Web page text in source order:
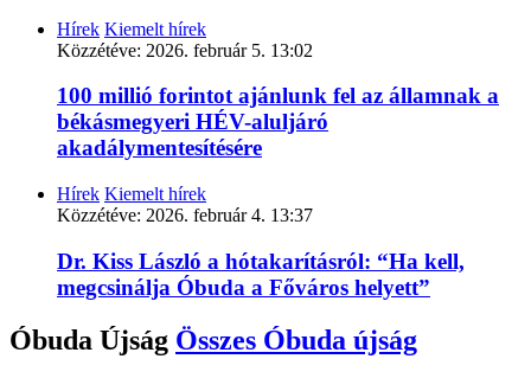
Hírek Kiemelt hírek
Közzétéve: 2026. február 5. 13:02
100 millió forintot ajánlunk fel az államnak a
békásmegyeri HÉV-aluljáró
akadálymentesítésére
Hírek Kiemelt hírek
Közzétéve: 2026. február 4. 13:37
Dr. Kiss László a hótakarításról: “Ha kell,
megcsinálja Óbuda a Főváros helyett”
Óbuda Újság Összes Óbuda újság